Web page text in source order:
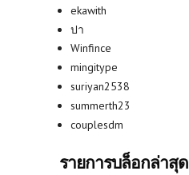
ekawith
ปา
Winfince
mingitype
suriyan2538
summerth23
couplesdm
รายการบล็อกล่าสุด